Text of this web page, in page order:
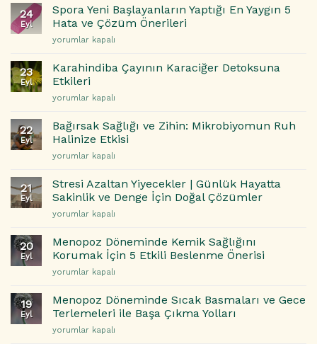
Önerileri
için
Dijital
Bağımlılık:
Çocuğunuzun
Beynini
Programlayan
Tehlike
24
Eyl
Spora Yeni Başlayanların Yaptığı En Yaygın 5
Hata ve Çözüm Önerileri
Spora
Başlayanların
Yaptığı
En
Yaygın
Hata
ve
Önerileri
yorumlar kapalı
23
Eyl
Karahindiba Çayının Karaciğer Detoksuna
Etkileri
Karahindiba
Karaciğer
Detoksuna
Etkileri
için
yorumlar kapalı
22
Eyl
Bağırsak Sağlığı ve Zihin: Mikrobiyomun Ruh
Halinize Etkisi
Bağırsak
ve
Zihin:
Mikrobiyomun
Ruh
Etkisi
için
yorumlar kapalı
21
Eyl
Stresi Azaltan Yiyecekler | Günlük Hayatta
Sakinlik ve Denge İçin Doğal Çözümler
Stresi
Yiyecekler
Günlük
Hayatta
ve
Denge
Doğal
yorumlar kapalı
20
Eyl
Menopoz Döneminde Kemik Sağlığını
Korumak İçin 5 Etkili Beslenme Önerisi
Menopoz
Kemik
Sağlığını
Korumak
İçin
yorumlar kapalı
19
Eyl
Menopoz Döneminde Sıcak Basmaları ve Gece
Terlemeleri ile Başa Çıkma Yolları
Menopoz
yorumlar kapalı